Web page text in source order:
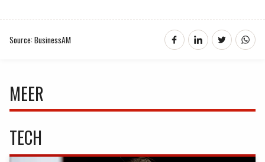
Source: BusinessAM
MEER
TECH